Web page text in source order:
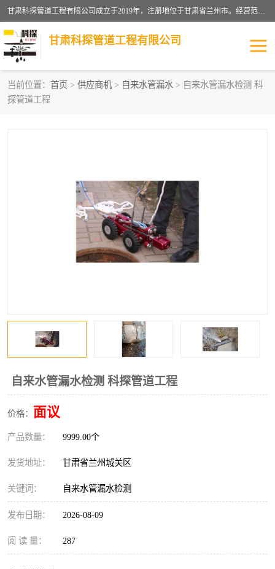
甘肃科探管道工程有限公司成立于2019年，注册地位于甘肃省兰州市。经营范围包括管道安装、清洗、疏通、维修、检测，防水工程，工程钻孔，化粪池清理，暖气安装，给排水管道安装维修，室内外管道如消防、供水、供热管道漏水检测定位，室内外防水堵漏等。
甘肃科探管道工程有限公司
当前位置： 首页 > 供应商机 > 自来水管漏水 > 自来水管漏水检测 科
探管道工程
自来水管漏水检测 科探管道工程
价格： 面议
产品数量： 9999.00个
发货地址： 甘肃省兰州城关区
关键词： 自来水管漏水检测
发布日期： 2026-08-09
阅 读 量： 287
管道安装维修
自来水管漏水 管道疏通
高压车疏通清淤